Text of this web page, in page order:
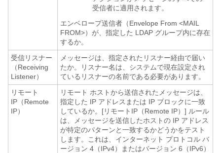
受信者に適用されます。
エンベロープ送信者（Envelope From <MAIL
FROM>）が、指定した LDAP グループ内に存在
するか。
受信リスナー
（Receiving
Listener）
メッセージは、指定されたリスナー経由で届い
たか。リスナー名は、システムで現在設定され
ているリスナーの名前である必要があります。
リモート
IP（Remote
IP）
リモート ホストから送信されたメッセージは、
指定した IP アドレスまたは IP ブロックに一致
しているか。[リモートIP（Remote IP）] ルール
は、メッセージを送信したホストの IP アドレス
が特定のパターンと一致するかどうかをテスト
します。これは、インターネット プロトコル バ
ージョン 4（IPv4）またはバージョン 6（IPv6）